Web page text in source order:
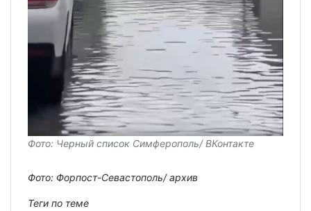
Фото: Черный список Симферополь/ ВКонтакте
Фото: Форпост-Севастополь/ архив
Теги по теме